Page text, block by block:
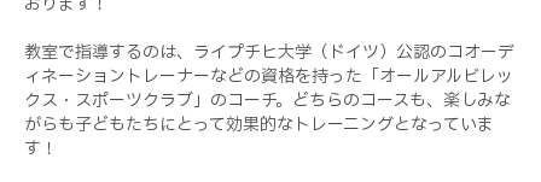
教室で指導するのは、ライプチヒ大学（ドイツ）公認のコオーデ
ィネーショントレーナーなどの資格を持った「オールアルビレッ
クス・スポーツクラブ」のコーチ。どちらのコースも、楽しみな
がらも子どもたちにとって効果的なトレーニングとなっていま
す！